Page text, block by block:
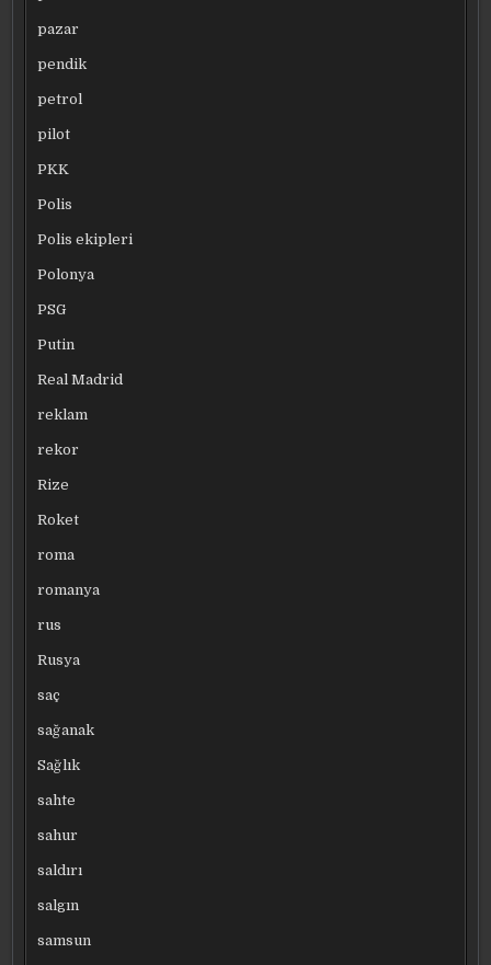
pazar
pendik
petrol
pilot
PKK
Polis
Polis ekipleri
Polonya
PSG
Putin
Real Madrid
reklam
rekor
Rize
Roket
roma
romanya
rus
Rusya
saç
sağanak
Sağlık
sahte
sahur
saldırı
salgın
samsun